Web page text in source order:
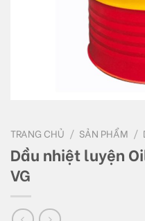
TRANG CHỦ / SẢN PHẨM /
Dầu nhiệt luyện
VG